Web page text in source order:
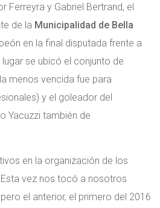
Ferreyra y Gabriel Bertrand, el
de la Municipalidad de Bella
en la final disputada frente a
se ubicó el conjunto de
menos vencida fue para
y el goleador del
Yacuzzi también de
en la organización de los
vez nos tocó a nosotros
el anterior, el primero del 2016